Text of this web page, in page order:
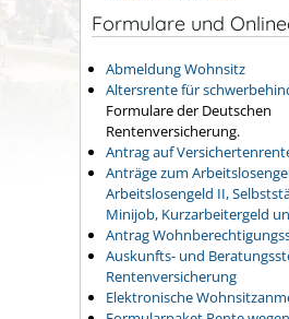
Formulare und
Abmeldung Wohnsitz
Altersrente für
Formulare der Deutschen
Rentenversicherung.
Antrag auf
Anträge zum
Arbeitslosengeld II,
Minijob, Kurzarbeitergeld
Antrag
Auskunfts- und
Rentenversicherung
Elektronische